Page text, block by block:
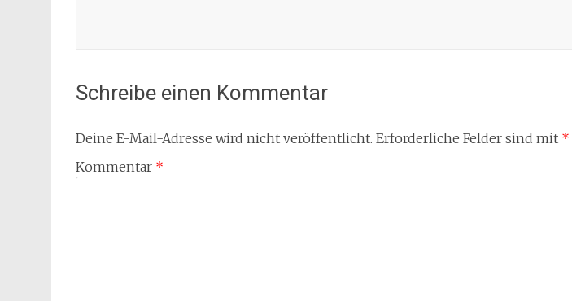
Schreibe einen Kommentar
Deine E-Mail-Adresse wird nicht veröffentlicht. Erforderliche Felder sind mit *
Kommentar *